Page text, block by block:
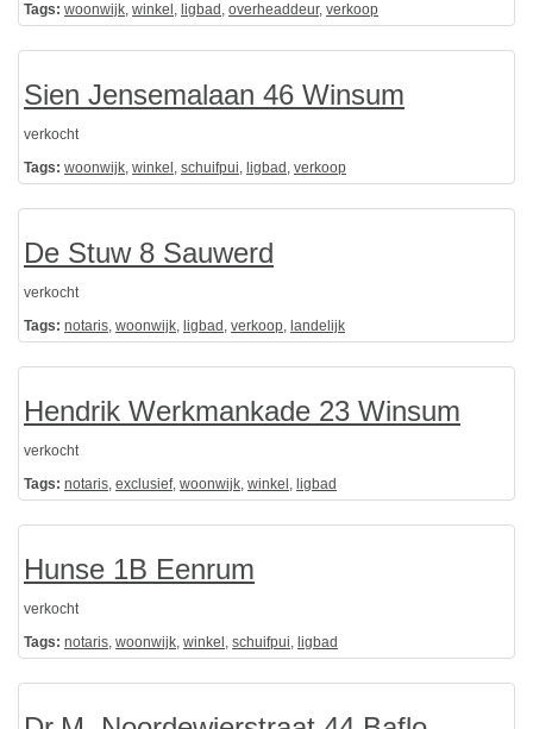
Tags: woonwijk, winkel , ligbad , overheaddeur, verkoop
Sien Jensemalaan 46 Winsum
verkocht
Tags: woonwijk, winkel , schuifpui, ligbad , verkoop
De Stuw 8 Sauwerd
verkocht
Tags: notaris, woonwijk, ligbad , verkoop, landelijk
Hendrik Werkmankade 23 Winsum
verkocht
Tags: notaris, exclusief, woonwijk, winkel , ligbad
Hunse 1B Eenrum
verkocht
Tags: notaris, woonwijk, winkel , schuifpui, ligbad